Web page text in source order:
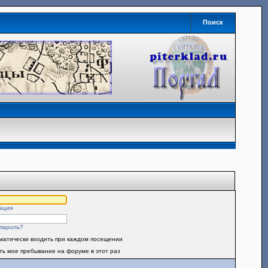
Поиск
входить при каждом посещении
мое пребывание на форуме в этот раз